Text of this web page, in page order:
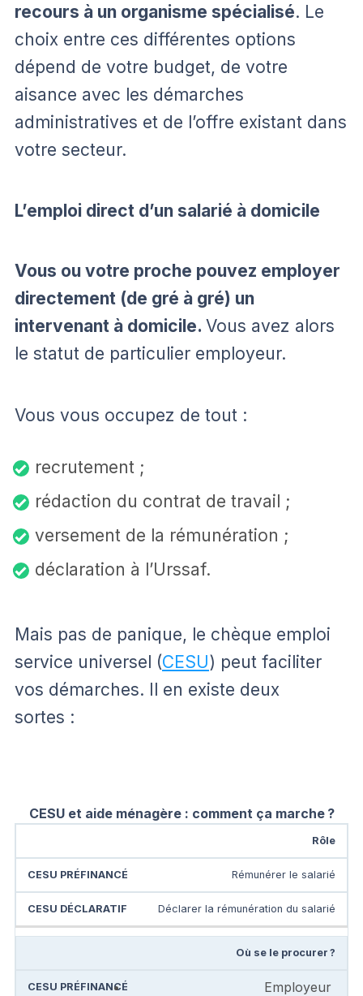
recours à un organisme spécialisé. Le
choix entre ces différentes options
dépend de votre budget, de votre
aisance avec les démarches
administratives et de l’offre existant dans
votre secteur.
L’emploi direct d’un salarié à domicile
Vous ou votre proche pouvez employer
directement (de gré à gré) un
intervenant à domicile. Vous avez alors
le statut de particulier employeur.
Vous vous occupez de tout :
recrutement ;
rédaction du contrat de travail ;
versement de la rémunération ;
déclaration à l’Urssaf.
Mais pas de panique, le chèque emploi
service universel (CESU) peut faciliter
vos démarches. Il en existe deux
sortes :
CESU et aide ménagère : comment ça marche ?
Rôle
Rémunérer le salarié
Déclarer la rémunération du salarié
Où se le procurer ?
Employeur